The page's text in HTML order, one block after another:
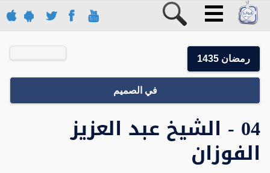
رمضان 1435
في الصميم
04 - الشيخ عبد العزيز
الفوزان